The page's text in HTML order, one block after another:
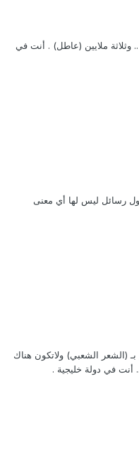
ملايين (عاطل) . أنت في
رسائل ليس لها أي معنى
(الشعر الشعبي) ولاتكون هناك
أنت في دولة خليجية .